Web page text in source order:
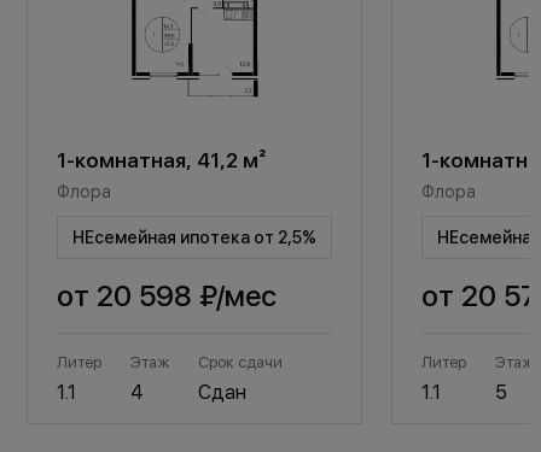
1-комнатная, 41,2 м²
Флора
НЕсемейная ипотека от 2,5%
от 20 598 ₽/мес
Литер
1.1
Этаж
4
Срок сдачи
Сдан
1-
Флора
от 20
Литер
1.1
Этаж
5